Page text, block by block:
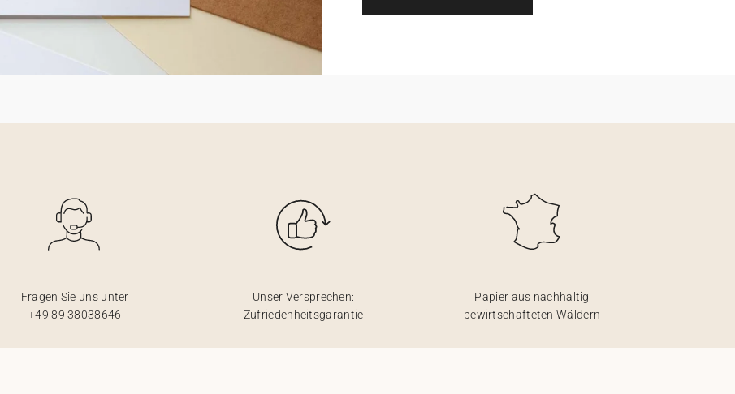
Fragen Sie uns unter
+49 89 38038646
Unser Versprechen:
Zufriedenheitsgarantie
Papier aus nachhaltig
bewirtschafteten Wäldern